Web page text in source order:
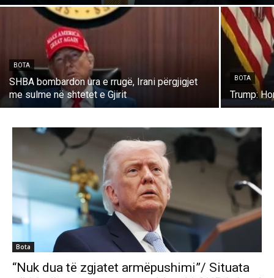
BOTA
SHBA bombardon ura e rrugë, Irani përgjigjet
me sulme në shtetet e Gjirit
BOTA
Trump:
Bota
“Nuk dua të zgjatet armëpushimi”/ Situata